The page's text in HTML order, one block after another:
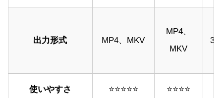
出力形式 MP4、MKV
MP4、
MKV
使いやすさ ⭐⭐⭐⭐⭐ ⭐⭐⭐⭐